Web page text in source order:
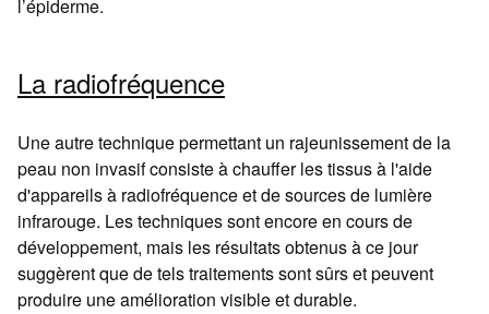
l’épiderme.
La radiofréquence
Une autre technique permettant un rajeunissement de la
peau non invasif consiste à chauffer les tissus à l'aide
d'appareils à radiofréquence et de sources de lumière
infrarouge. Les techniques sont encore en cours de
développement, mais les résultats obtenus à ce jour
suggèrent que de tels traitements sont sûrs et peuvent
produire une amélioration visible et durable.